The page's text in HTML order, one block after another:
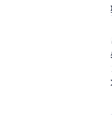
מציג נוחות נסיעה
אך עדיין שברים
ממשיך להיות מעט
הנאה מוסיף ליכולת